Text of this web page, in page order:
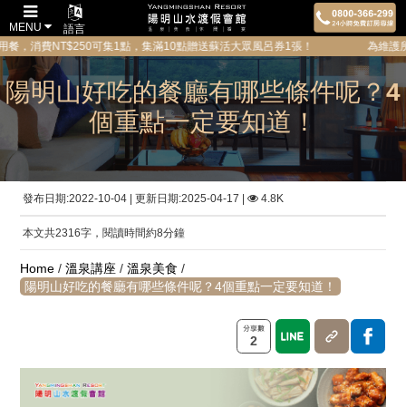
語言
MENU
可集1點，集滿10點贈送蘇活大眾風呂券1張！ 為維護所有貴賓的隱私
陽明山好吃的餐廳有哪些條件呢？4
個重點一定要知道！
發布日期:2022-10-04 | 更新日期:2025-04-17 | 4.8K
本文共2316字，閱讀時間約8分鐘
Home /溫泉講座 /溫泉美食 /
陽明山好吃的餐廳有哪些條件呢？4個重點一定要知道！
2